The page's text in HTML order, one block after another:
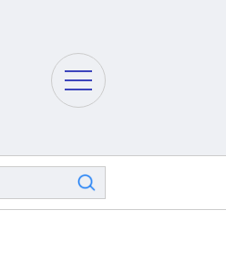
검
색
주
요
스
메
뉴
펼